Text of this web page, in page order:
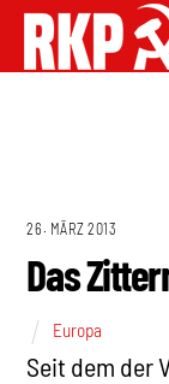
26. MÄRZ 2013
Das
Europa
Seit dem der